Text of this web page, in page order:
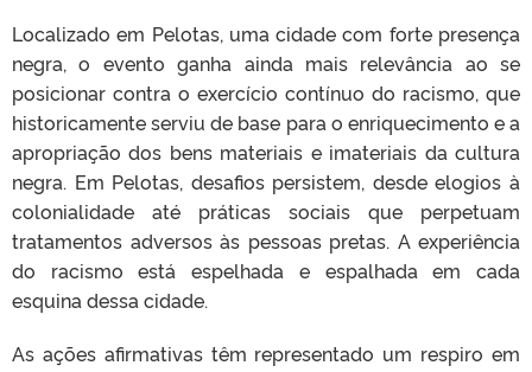
Localizado em Pelotas, uma cidade com forte presença
negra, o evento ganha ainda mais relevância ao se
posicionar contra o exercício contínuo do racismo, que
historicamente serviu de base para o enriquecimento e a
apropriação dos bens materiais e imateriais da cultura
negra. Em Pelotas, desafios persistem, desde elogios à
colonialidade até práticas sociais que perpetuam
tratamentos adversos às pessoas pretas. A experiência
do racismo está espelhada e espalhada em cada
esquina dessa cidade.
As ações afirmativas têm representado um respiro em